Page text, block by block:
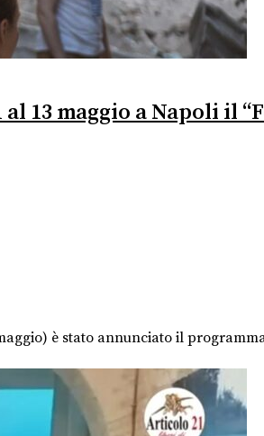
13 maggio a Napoli
è stato annunciato il